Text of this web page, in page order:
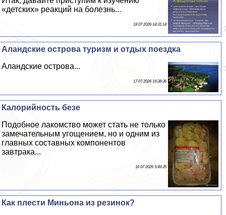
«детских» реакций на болезнь...
18 07 2026 14:31:14
Аландские острова туризм и отдых поездка
Аландские острова...
17 07 2026 19:38:36
Калорийность безе
Подобное лакомство может стать не только
замечательным угощением, но и одним из
главных составных компонентов
завтpaка...
16 07 2026 5:49:35
Как плести Миньона из резинок?